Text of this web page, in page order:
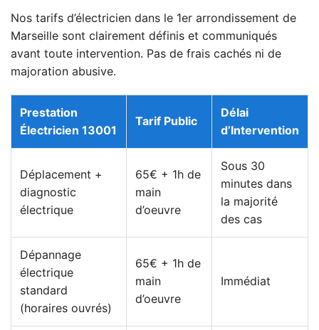
Nos tarifs d’électricien dans le 1er arrondissement de
Marseille sont clairement définis et communiqués
avant toute intervention. Pas de frais cachés ni de
majoration abusive.
Prestation
Électricien 13001
Tarif Public
Délai
d’Intervention
Déplacement +
diagnostic
électrique
65€ + 1h de
main
d’oeuvre
Sous 30
minutes dans
la majorité
des cas
Dépannage
électrique
standard
(horaires ouvrés)
65€ + 1h de
main
d’oeuvre
Immédiat